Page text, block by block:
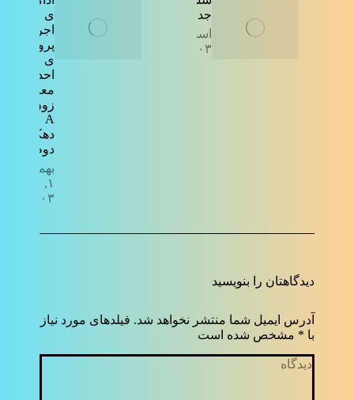
جداول
۱۴۰۳
ی
اجرای
پروژه
ی
احداث
معابر
زون
A
دهکده
دوم
بهمن
۱,
۱۴۰۳
دیدگاهتان را بنویسید
آدرس ایمیل شما منتشر نخواهد شد. فیلدهای مورد نیاز
با * مشخص شده است
دیدگاه